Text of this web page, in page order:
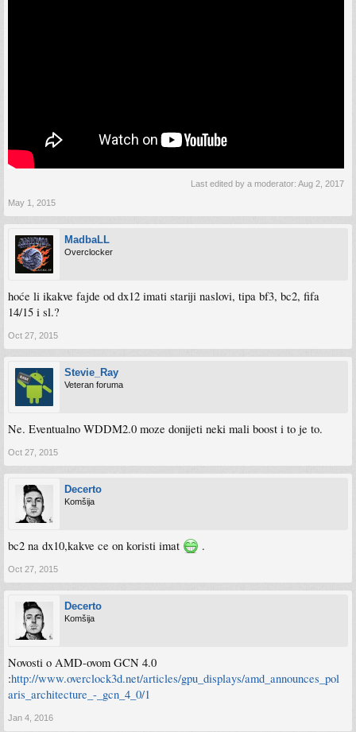
Last edited by a moderator: Aug 2, 2017
May 1, 2015
MadbaLL
Overclocker
hoće li ikakve fajde od dx12 imati stariji naslovi, tipa bf3, bc2, fifa
14/15 i sl.?
Oct 27, 2015
Stevie_Ray
Veteran foruma
Ne. Eventualno WDDM2.0 moze donijeti neki mali boost i to je to.
Oct 27, 2015
Decerto
Komšija
bc2 na dx10,kakve ce on koristi imat .
Oct 27, 2015
Decerto
Komšija
Novosti o AMD-ovom GCN 4.0
:http://www.overclock3d.net/articles/gpu_displays/amd_announces_pol
aris_architecture_-_gcn_4_0/1
Jan 4, 2016